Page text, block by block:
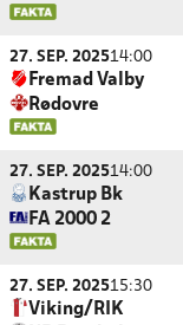
27. SEP. 202514:00
Fremad Valby
Rødovre
27. SEP. 202514:00
Kastrup Bk
FA 2000 2
27. SEP. 202515:30
Viking/RIK